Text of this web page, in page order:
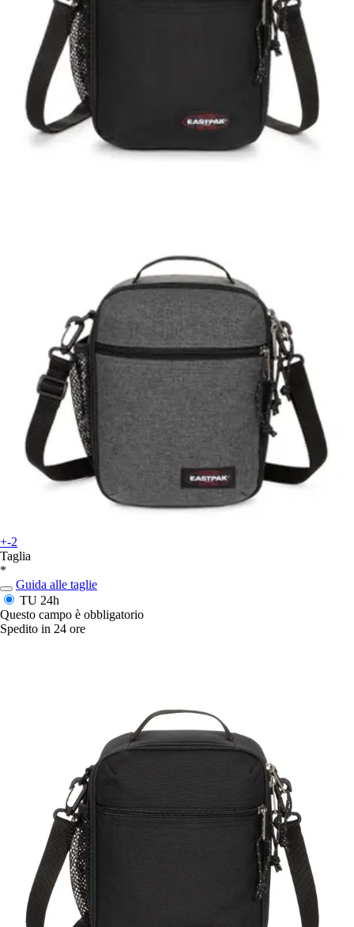
+-2
Taglia
*
Guida alle taglie
TU 24h
Questo campo è obbligatorio
Spedito in 24 ore